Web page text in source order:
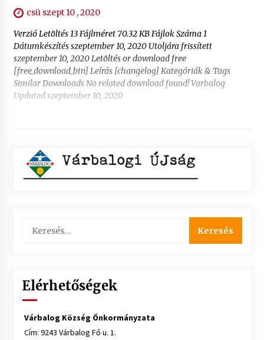
csü szept 10 , 2020
Verzió Letöltés 13 Fájlméret 70.32 KB Fájlok Száma 1
Dátumkészítés szeptember 10, 2020 Utoljára frissített
szeptember 10, 2020 Letöltés or download free
[free_download_btn] Leírás [changelog] Kategóriák & Tags
Similar Downloads No related download found! Varbalog
Updated szeptember 10, 2020
Elérhetőségek
Várbalog Község Önkormányzata
Cím: 9243 Várbalog Fő u. 1.